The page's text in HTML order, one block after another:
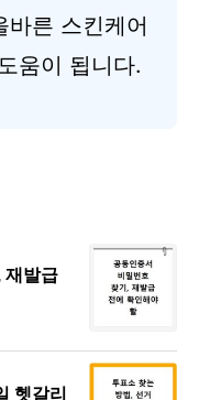
른 스킨케어
움이 됩니다.
재발급
헷갈리